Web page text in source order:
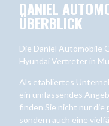
DANIEL
ÜBERBLICK
Die Daniel Automobile
Hyundai Vertreter in
Als etabliertes
ein umfassendes
finden Sie nicht nur die
sondern auch eine